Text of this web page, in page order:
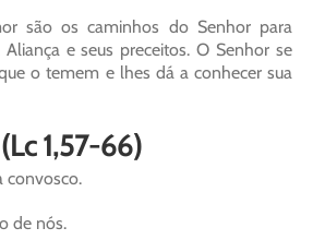
são os caminhos do Senhor para
e seus preceitos. O Senhor se
o temem e lhes dá a conhecer sua
1,57-66)
convosco.
de nós.